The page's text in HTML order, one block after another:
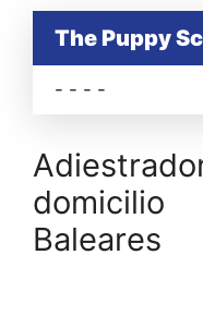
The Puppy
- - - -
Baleares